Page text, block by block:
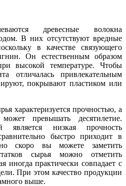
древесные волокна
В них отсутствуют вредные
в качестве связующего
Он естественным образом
высокой температуре. Чтобы
отличалась привлекательным
покрывают пластиком или
характеризуется прочностью, а
превышать десятилетие.
является низкая прочность
быстро приходит в
скоро вы можете заметить
сырья можно отметить
иногда практически совпадает с
При этом качество продукции
выше.